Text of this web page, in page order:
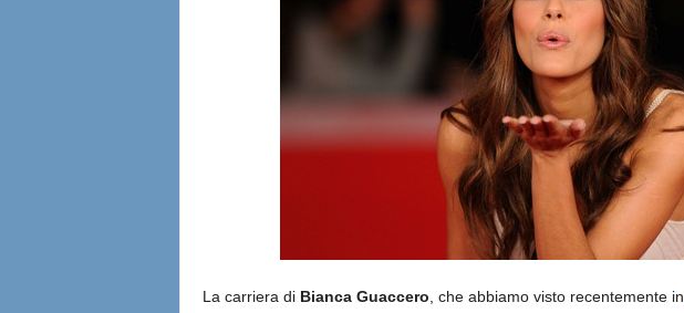
La carriera di Bianca Guaccero , che abbiamo visto recentemente in